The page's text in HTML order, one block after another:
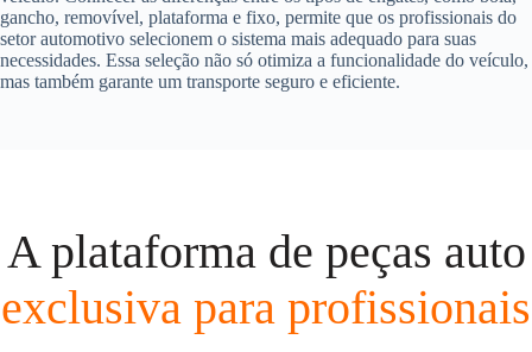
gancho, removível, plataforma e fixo, permite que os profissionais do
setor automotivo selecionem o sistema mais adequado para suas
necessidades. Essa seleção não só otimiza a funcionalidade do veículo,
mas também garante um transporte seguro e eficiente.
A plataforma de peças auto
exclusiva para profissionais